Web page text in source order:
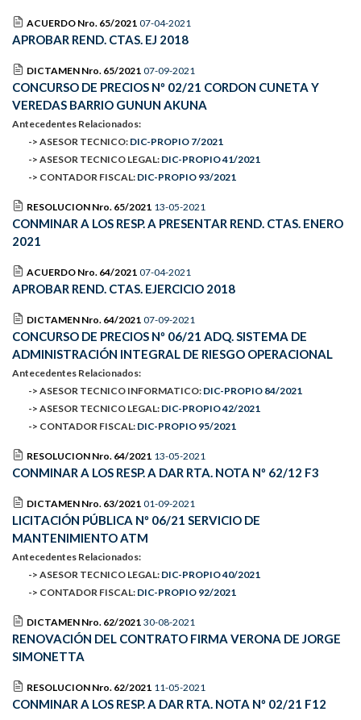
ACUERDO Nro. 65/2021 07-04-2021
APROBAR REND. CTAS. EJ 2018
DICTAMEN Nro. 65/2021 07-09-2021
CONCURSO DE PRECIOS Nº 02/21 CORDON CUNETA Y
VEREDAS BARRIO GUNUN AKUNA
Antecedentes Relacionados:
-> ASESOR TECNICO: DIC-PROPIO 7/2021
-> ASESOR TECNICO LEGAL: DIC-PROPIO 41/2021
-> CONTADOR FISCAL: DIC-PROPIO 93/2021
RESOLUCION Nro. 65/2021 13-05-2021
CONMINAR A LOS RESP. A PRESENTAR REND. CTAS. ENERO
2021
ACUERDO Nro. 64/2021 07-04-2021
APROBAR REND. CTAS. EJERCICIO 2018
DICTAMEN Nro. 64/2021 07-09-2021
CONCURSO DE PRECIOS Nº 06/21 ADQ. SISTEMA DE
ADMINISTRACIÓN INTEGRAL DE RIESGO OPERACIONAL
Antecedentes Relacionados:
-> ASESOR TECNICO INFORMATICO: DIC-PROPIO 84/2021
-> ASESOR TECNICO LEGAL: DIC-PROPIO 42/2021
-> CONTADOR FISCAL: DIC-PROPIO 95/2021
RESOLUCION Nro. 64/2021 13-05-2021
CONMINAR A LOS RESP. A DAR RTA. NOTA Nº 62/12 F3
DICTAMEN Nro. 63/2021 01-09-2021
LICITACIÓN PÚBLICA Nº 06/21 SERVICIO DE
MANTENIMIENTO ATM
Antecedentes Relacionados:
-> ASESOR TECNICO LEGAL: DIC-PROPIO 40/2021
-> CONTADOR FISCAL: DIC-PROPIO 92/2021
DICTAMEN Nro. 62/2021 30-08-2021
RENOVACIÓN DEL CONTRATO FIRMA VERONA DE JORGE
SIMONETTA
RESOLUCION Nro. 62/2021 11-05-2021
CONMINAR A LOS RESP. A DAR RTA. NOTA Nº 02/21 F12